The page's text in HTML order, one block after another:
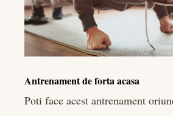
Antrenament de forta acasa
Poti face acest antrenament